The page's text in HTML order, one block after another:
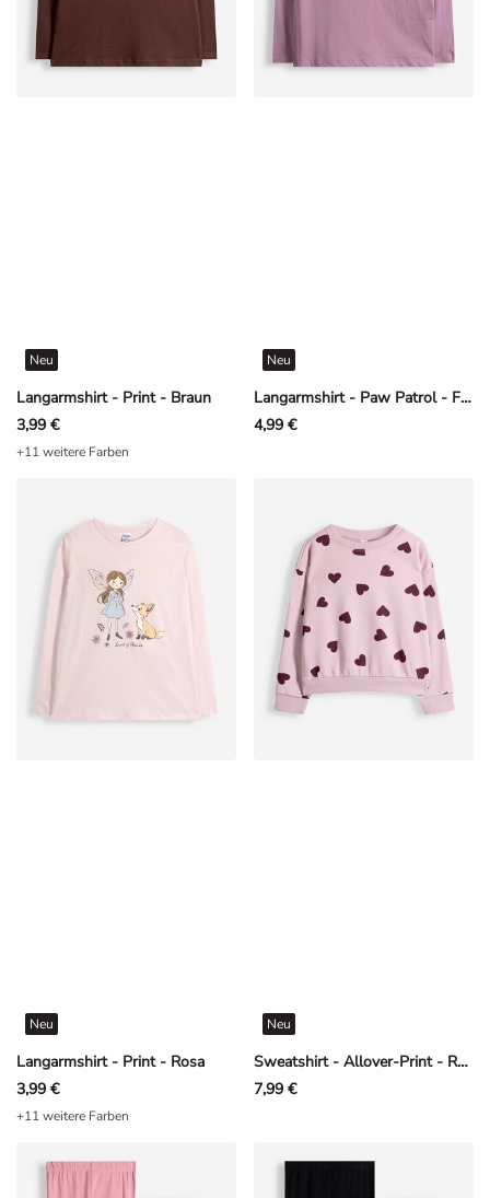
Langarmshirt - Print - Braun
Neu
3,99 €
+11 weitere Farben
Langarmshirt - Paw Patrol - Flieder
Neu
4,99 €
Langarmshirt - Print - Rosa
Neu
3,99 €
+11 weitere Farben
Sweatshirt - Allover-Print - Rosa
Neu
7,99 €